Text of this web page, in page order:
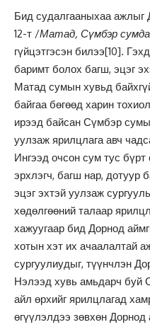
Бид судалгааныхаа ажлыг
12-т /Матад, Сүмбэр
гүйцэтгэсэн билээ[10].
баримт болох багш, эцэг
Матад сумын хувьд
байгаа бөгөөд харин
ирээд байсан Сүмбэр
уулзаж ярилцлага авч
Ингээд очсон сум тус бүрт
эрхлэгч, багш нар, дотуур
эцэг эхтэй уулзаж
хөдөлгөөний талаар
хажуугаар бид Дорнод
хотын хэт их ачаалалтай
сургуулиудыг, түүнчлэн
Нэлээд хувь амьдарч
айл өрхийг ярилцлагад
өгүүлэлдээ зөвхөн